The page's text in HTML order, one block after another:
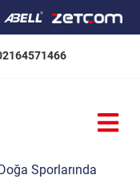
Sporlarında